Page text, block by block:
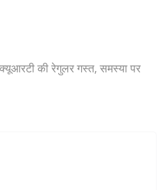
की रेगुलर गस्त, समस्या पर